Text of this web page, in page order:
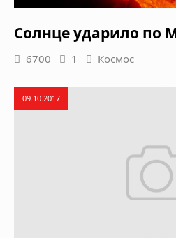
Солнце ударило по
6700 1 Космос
09.10.2017